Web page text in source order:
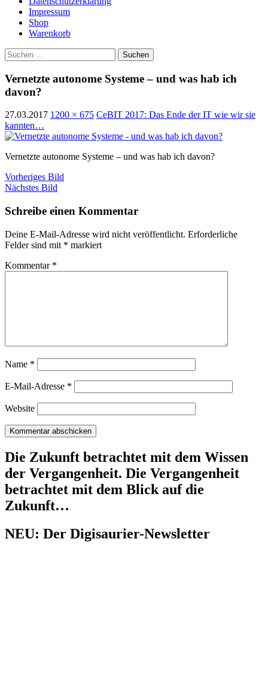
Impressum
Shop
Warenkorb
Suchen
nach:
Vernetzte autonome Systeme – und was hab ich
davon?
27.03.2017 1200 × 675 CeBIT 2017: Das Ende der IT wie wir sie
kannten…
Vernetzte autonome Systeme – und was hab ich davon?
Vorheriges Bild
Nächstes Bild
Schreibe einen Kommentar
Deine E-Mail-Adresse wird nicht veröffentlicht. Erforderliche
Felder sind mit * markiert
Kommentar *
Name *
E-Mail-Adresse *
Website
Die Zukunft betrachtet mit dem Wissen
der Vergangenheit. Die Vergangenheit
betrachtet mit dem Blick auf die
Zukunft…
NEU: Der Digisaurier-Newsletter